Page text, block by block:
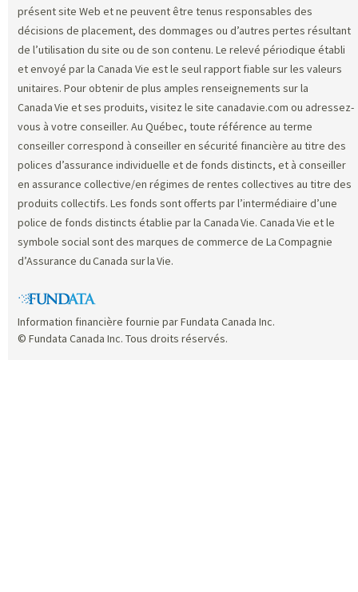
présent site Web et ne peuvent être tenus responsables des
décisions de placement, des dommages ou d’autres pertes résultant
de l’utilisation du site ou de son contenu. Le relevé périodique établi
et envoyé par la Canada Vie est le seul rapport fiable sur les valeurs
unitaires. Pour obtenir de plus amples renseignements sur la
Canada Vie et ses produits, visitez le site canadavie.com ou adressez-
vous à votre conseiller. Au Québec, toute référence au terme
conseiller correspond à conseiller en sécurité financière au titre des
polices d’assurance individuelle et de fonds distincts, et à conseiller
en assurance collective/en régimes de rentes collectives au titre des
produits collectifs. Les fonds sont offerts par l’intermédiaire d’une
police de fonds distincts établie par la Canada Vie. Canada Vie et le
symbole social sont des marques de commerce de La Compagnie
d’Assurance du Canada sur la Vie.
Information financière fournie par Fundata Canada Inc.
© Fundata Canada Inc. Tous droits réservés.